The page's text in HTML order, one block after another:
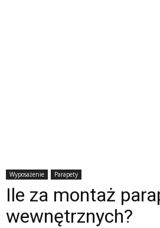
Wyposażenie Parapety
Ile za montaż
wewnętrznych?